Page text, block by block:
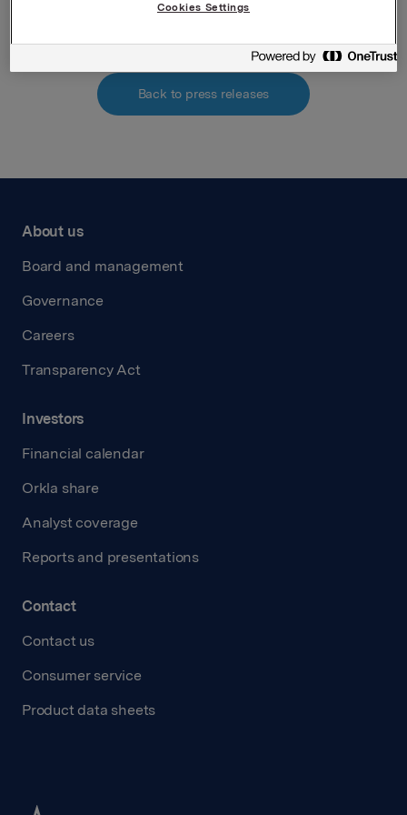
Back to press releases
About us
Board and management
Governance
Careers
Transparency Act
Investors
Financial calendar
Orkla share
Analyst coverage
Reports and presentations
Contact
Contact us
Consumer service
Product data sheets
Cookies Settings